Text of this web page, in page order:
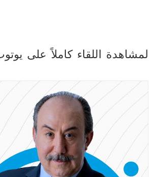
لمشاهدة اللقاء كاملاً على